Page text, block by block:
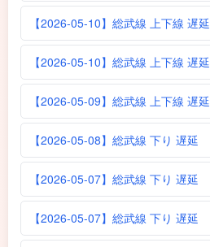
【2026-05-10】総武線 上下線 遅延
【2026-05-10】総武線 上下線 遅延
【2026-05-09】総武線 上下線 遅延
【2026-05-08】総武線 下り 遅延
【2026-05-07】総武線 下り 遅延
【2026-05-07】総武線 下り 遅延